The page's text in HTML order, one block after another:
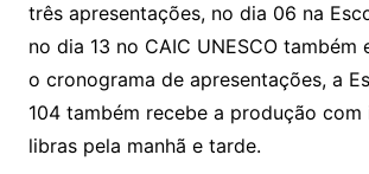
três apresentações, no dia 06 na
no dia 13 no CAIC UNESCO também
o cronograma de apresentações, a
104 também recebe a produção
libras pela manhã e tarde.